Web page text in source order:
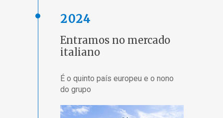
2024
Entramos no mercado
italiano
É o quinto país europeu e o nono
do grupo